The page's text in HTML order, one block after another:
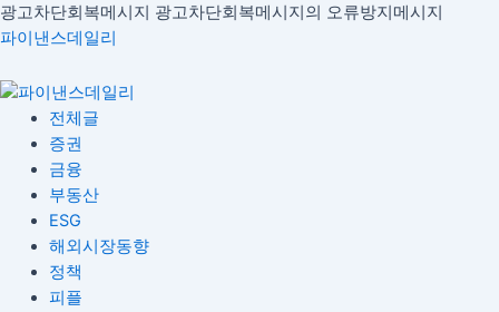
광고차단회복메시지 광고차단회복메시지의 오류방지메시지
파이낸스데일리
Menu
전체글
증권
금융
부동산
ESG
해외시장동향
정책
피플
글
비
게
이
션